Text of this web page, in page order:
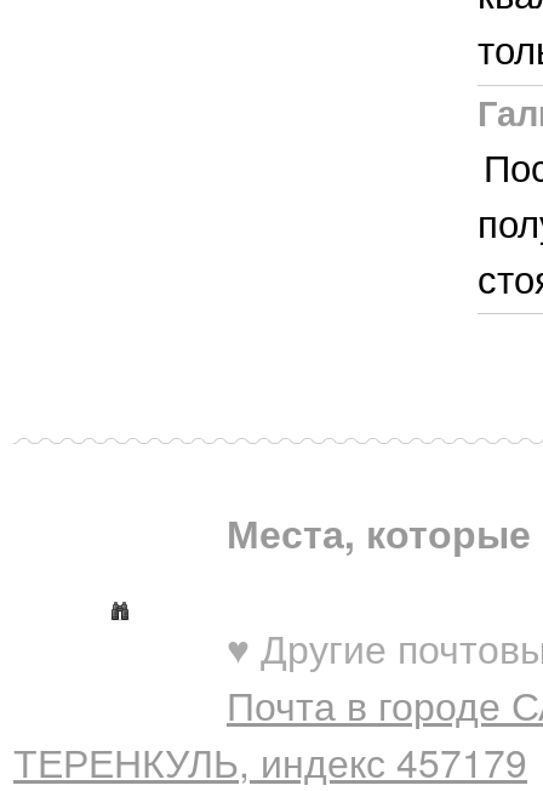
Места, которые
♥ Другие
Почта в городе
ТЕРЕНКУЛЬ, индекс 457179